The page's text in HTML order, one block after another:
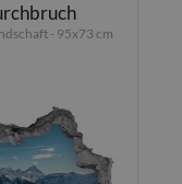
- 95x73 cm